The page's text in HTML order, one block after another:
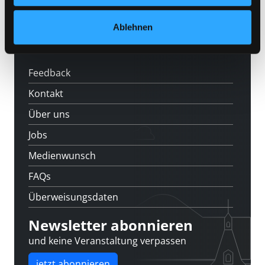
Ablehnen
Standorte
Feedback
Kontakt
Über uns
Jobs
Medienwunsch
FAQs
Überweisungsdaten
Newsletter abonnieren
und keine Veranstaltung verpassen